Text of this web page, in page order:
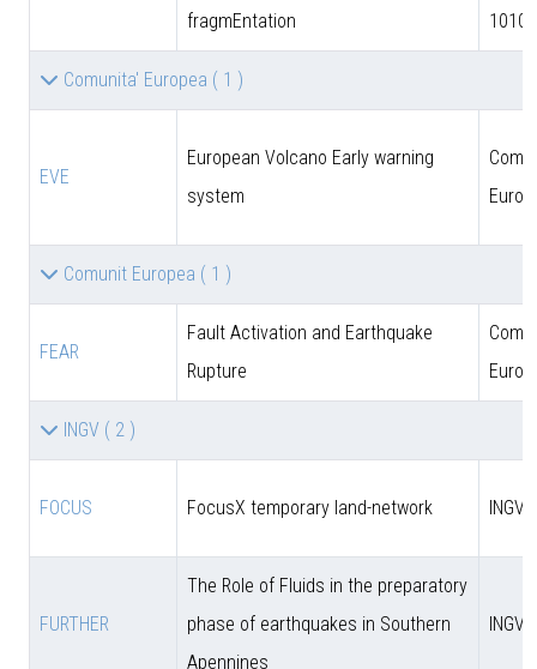
fragmEntation
Comunita' Europea ( 1 )
EVE
European Volcano Early warning
system
Comunit Europea ( 1 )
FEAR
Fault Activation and Earthquake
Rupture
INGV ( 2 )
FOCUS FocusX temporary land-network INGV
FURTHER
The Role of Fluids in the preparatory
phase of earthquakes in Southern
Apennines
INGV